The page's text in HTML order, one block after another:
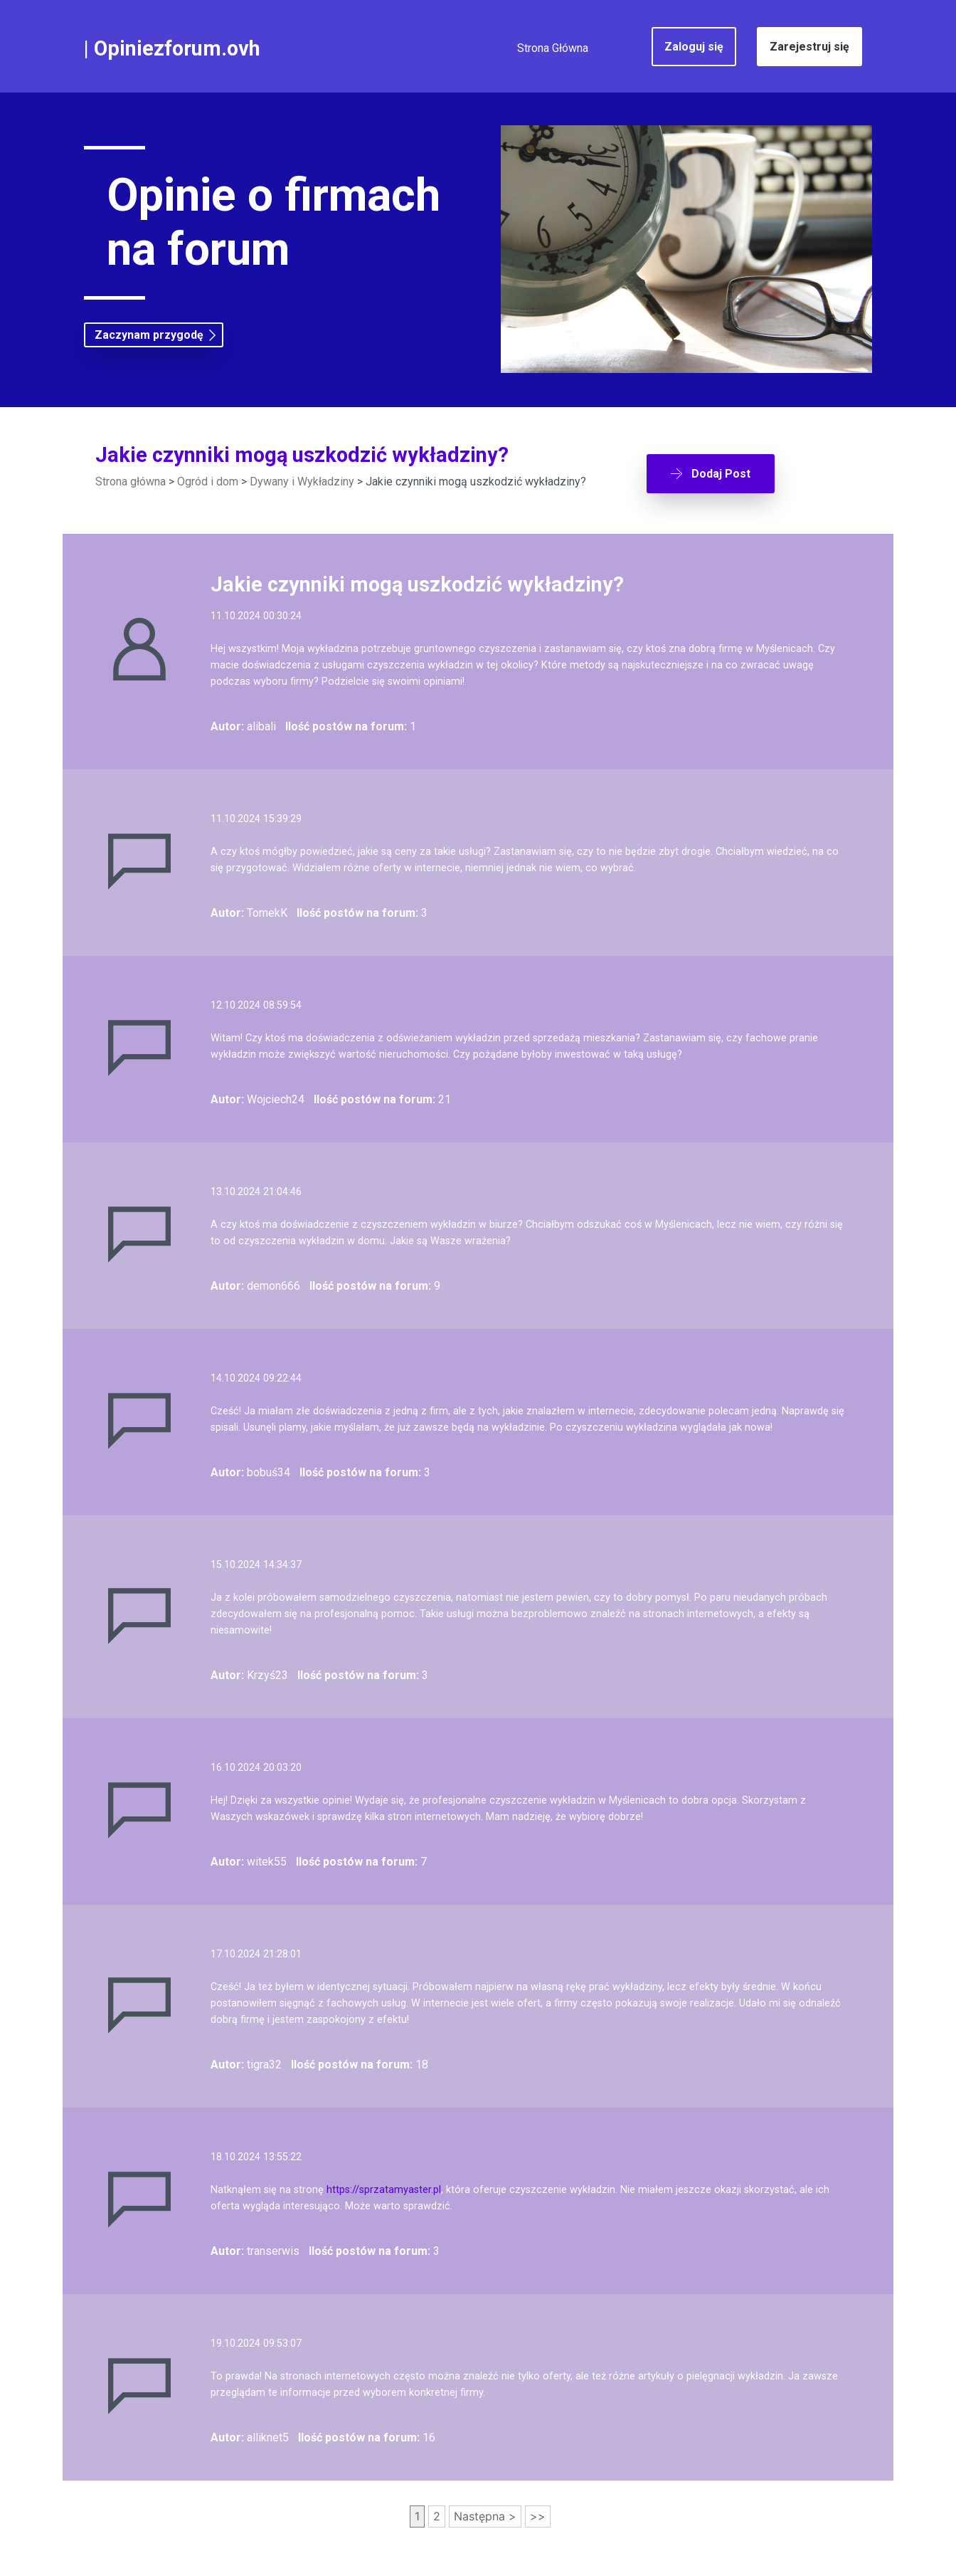
| Opiniezforum.ovh Strona Główna Zaloguj się Zarejestruj się
Opinie o firmach
na forum
Zaczynam przygodę
Jakie czynniki mogą uszkodzić wykładziny?
Strona główna > Ogród i dom > Dywany i Wykładziny > Jakie czynniki mogą uszkodzić wykładziny?
Dodaj Post
Jakie czynniki mogą uszkodzić wykładziny?
11.10.2024 00:30:24
Hej wszystkim! Moja wykładzina potrzebuje gruntownego czyszczenia i zastanawiam się, czy ktoś zna dobrą firmę w Myślenicach. Czy
macie doświadczenia z usługami czyszczenia wykładzin w tej okolicy? Które metody są najskuteczniejsze i na co zwracać uwagę
podczas wyboru firmy? Podzielcie się swoimi opiniami!
Autor: alibali Ilość postów na forum: 1
11.10.2024 15:39:29
A czy ktoś mógłby powiedzieć, jakie są ceny za takie usługi? Zastanawiam się, czy to nie będzie zbyt drogie. Chciałbym wiedzieć, na co
się przygotować. Widziałem różne oferty w internecie, niemniej jednak nie wiem, co wybrać.
Autor: TomekK Ilość postów na forum: 3
12.10.2024 08:59:54
Witam! Czy ktoś ma doświadczenia z odświeżaniem wykładzin przed sprzedażą mieszkania? Zastanawiam się, czy fachowe pranie
wykładzin może zwiększyć wartość nieruchomości. Czy pożądane byłoby inwestować w taką usługę?
Autor: Wojciech24 Ilość postów na forum: 21
13.10.2024 21:04:46
A czy ktoś ma doświadczenie z czyszczeniem wykładzin w biurze? Chciałbym odszukać coś w Myślenicach, lecz nie wiem, czy różni się
to od czyszczenia wykładzin w domu. Jakie są Wasze wrażenia?
Autor: demon666 Ilość postów na forum: 9
14.10.2024 09:22:44
Cześć! Ja miałam złe doświadczenia z jedną z firm, ale z tych, jakie znalazłem w internecie, zdecydowanie polecam jedną. Naprawdę się
spisali. Usunęli plamy, jakie myślałam, że już zawsze będą na wykładzinie. Po czyszczeniu wykładzina wyglądała jak nowa!
Autor: bobuś34 Ilość postów na forum: 3
15.10.2024 14:34:37
Ja z kolei próbowałem samodzielnego czyszczenia, natomiast nie jestem pewien, czy to dobry pomysł. Po paru nieudanych próbach
zdecydowałem się na profesjonalną pomoc. Takie usługi można bezproblemowo znaleźć na stronach internetowych, a efekty są
niesamowite!
Autor: Krzyś23 Ilość postów na forum: 3
16.10.2024 20:03:20
Hej! Dzięki za wszystkie opinie! Wydaje się, że profesjonalne czyszczenie wykładzin w Myślenicach to dobra opcja. Skorzystam z
Waszych wskazówek i sprawdzę kilka stron internetowych. Mam nadzieję, że wybiorę dobrze!
Autor: witek55 Ilość postów na forum: 7
17.10.2024 21:28:01
Cześć! Ja też byłem w identycznej sytuacji. Próbowałem najpierw na własną rękę prać wykładziny, lecz efekty były średnie. W końcu
postanowiłem sięgnąć z fachowych usług. W internecie jest wiele ofert, a firmy często pokazują swoje realizacje. Udało mi się odnaleźć
dobrą firmę i jestem zaspokojony z efektu!
Autor: tigra32 Ilość postów na forum: 18
18.10.2024 13:55:22
Natknąłem się na stronę https://sprzatamyaster.pl , która oferuje czyszczenie wykładzin. Nie miałem jeszcze okazji skorzystać, ale ich
oferta wygląda interesująco. Może warto sprawdzić.
Autor: transerwis Ilość postów na forum: 3
19.10.2024 09:53:07
To prawda! Na stronach internetowych często można znaleźć nie tylko oferty, ale też różne artykuły o pielęgnacji wykładzin. Ja zawsze
przeglądam te informacje przed wyborem konkretnej firmy.
Autor: alliknet5 Ilość postów na forum: 16
1 2 Następna > >>